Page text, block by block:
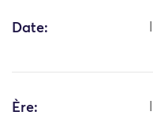
Date:
Ère: